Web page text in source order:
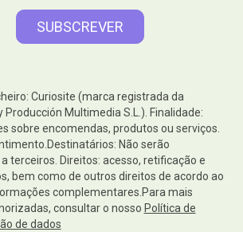
Curiosite (marca registrada da
Producción Multimedia S.L.). Finalidade:
sobre encomendas, produtos ou serviços.
Não serão
terceiros. Direitos: acesso, retificação e
bem como de outros direitos de acordo ao
complementares.Para mais
consultar o nosso Política de
de dados